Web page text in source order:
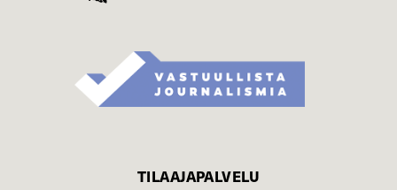
TILAAJAPALVELU